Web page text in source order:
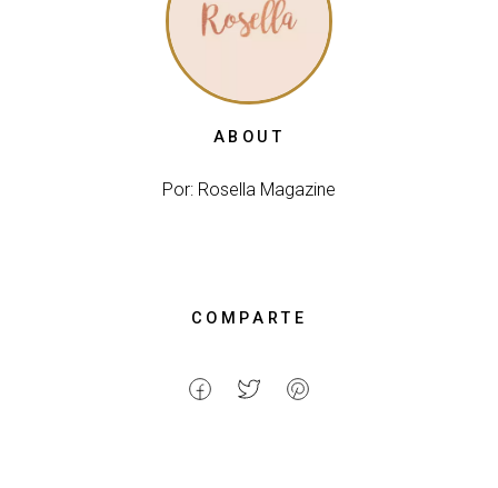
ABOUT
Por: Rosella Magazine
COMPARTE